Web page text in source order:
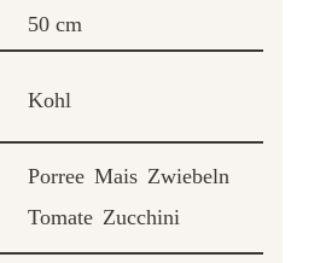
50 cm
Kohl
Porree Mais Zwiebeln
Tomate Zucchini